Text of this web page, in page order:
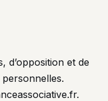
d’opposition et de
.